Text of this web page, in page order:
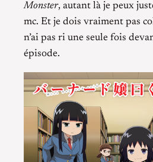
Monster, autant là je peux
mc. Et je dois vraiment pas
n’ai pas ri une seule fois
épisode.